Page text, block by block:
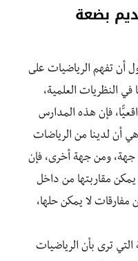
بضعة
أن تفهم الرياضيات على
النظريات العلمية،
فإن هذه المدارس
أن لدينا من الرياضات
ومن جهة أخرى، فإن
يمكن مقاربتها من داخل
مفارقات لا يمكن حلها،
التي ترى بأن الرياضيات